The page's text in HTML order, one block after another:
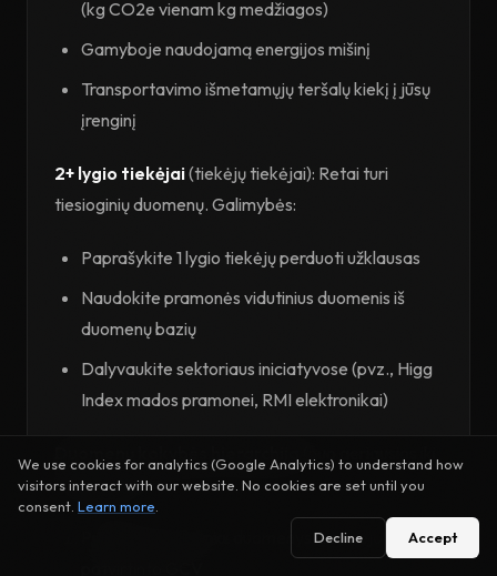
(kg CO2e vienam kg medžiagos)
Gamyboje naudojamą energijos mišinį
Transportavimo išmetamųjų teršalų kiekį į jūsų
įrenginį
2+ lygio tiekėjai(tiekėjų tiekėjai): Retai turi
tiesioginių duomenų. Galimybės:
Paprašykite 1 lygio tiekėjų perduoti užklausas
Naudokite pramonės vidutinius duomenis iš
duomenų bazių
Dalyvaukite sektoriaus iniciatyvose (pvz., Higg
Index mados pramonei, RMI elektronikai)
blogiausios):
Produkto specifiniai duomenys iš tiekėjo
We use cookies for analytics (Google Analytics) to understand how
visitors interact with our website. No cookies are set until you
consent. Learn more
Decline
Accept